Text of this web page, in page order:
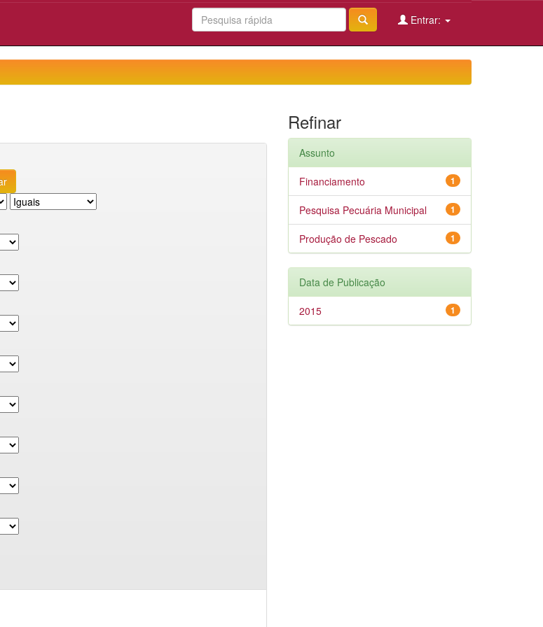
Entrar:
Refinar
Assunto
1
Financiamento
1
Pesquisa Pecuária Municipal
1
Produção de Pescado
Data de Publicação
1
2015